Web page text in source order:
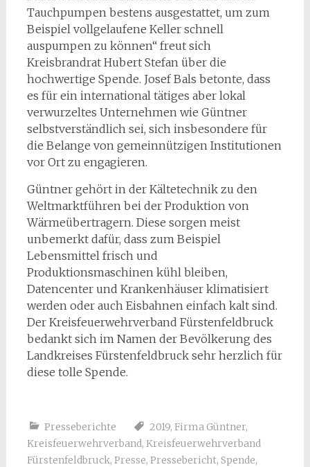
Tauchpumpen bestens ausgestattet, um zum
Beispiel vollgelaufene Keller schnell
auspumpen zu können“ freut sich
Kreisbrandrat Hubert Stefan über die
hochwertige Spende. Josef Bals betonte, dass
es für ein international tätiges aber lokal
verwurzeltes Unternehmen wie Güntner
selbstverständlich sei, sich insbesondere für
die Belange von gemeinnützigen Institutionen
vor Ort zu engagieren.
Güntner gehört in der Kältetechnik zu den
Weltmarktführen bei der Produktion von
Wärmeübertragern. Diese sorgen meist
unbemerkt dafür, dass zum Beispiel
Lebensmittel frisch und
Produktionsmaschinen kühl bleiben,
Datencenter und Krankenhäuser klimatisiert
werden oder auch Eisbahnen einfach kalt sind.
Der Kreisfeuerwehrverband Fürstenfeldbruck
bedankt sich im Namen der Bevölkerung des
Landkreises Fürstenfeldbruck sehr herzlich für
diese tolle Spende.
Presseberichte 2019, Firma Güntner,
Kreisfeuerwehrverband, Kreisfeuerwehrverband
Fürstenfeldbruck, Presse, Pressebericht, Spende,